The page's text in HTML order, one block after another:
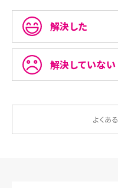
解決した
解決していない
よくあ